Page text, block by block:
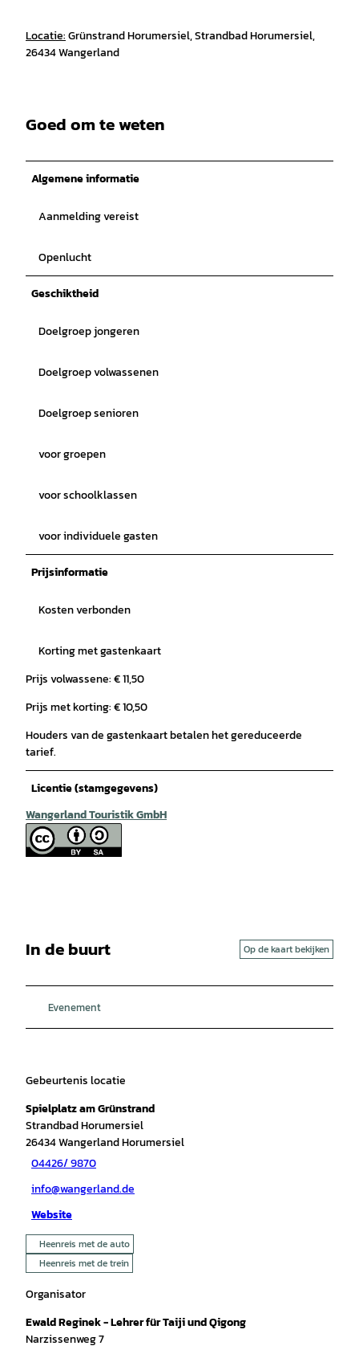
Locatie:Grünstrand Horumersiel, Strandbad Horumersiel,
26434 Wangerland
Goed om te weten
Algemene informatie
Aanmelding vereist
Openlucht
Geschiktheid
Doelgroep jongeren
Doelgroep volwassenen
Doelgroep senioren
voor groepen
voor schoolklassen
voor individuele gasten
Prijsinformatie
Kosten verbonden
Korting met gastenkaart
Prijs volwassene: € 11,50
Prijs met korting: € 10,50
Houders van de gastenkaart betalen het gereduceerde
tarief.
Licentie (stamgegevens)
Wangerland Touristik GmbH
In de buurt Op de kaart bekijken
Evenement
Gebeurtenis locatie
Spielplatz am Grünstrand
Strandbad Horumersiel
26434Wangerland Horumersiel
04426/ 9870
info@wangerland.de
Website
Heenreis met de auto
Heenreis met de trein
Organisator
Ewald Reginek - Lehrer für Taiji und Qigong
Narzissenweg 7